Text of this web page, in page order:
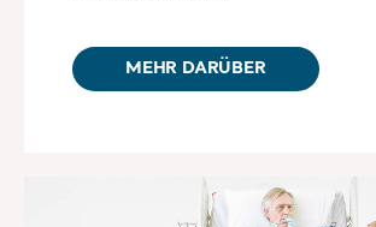
MEHR DARÜBER